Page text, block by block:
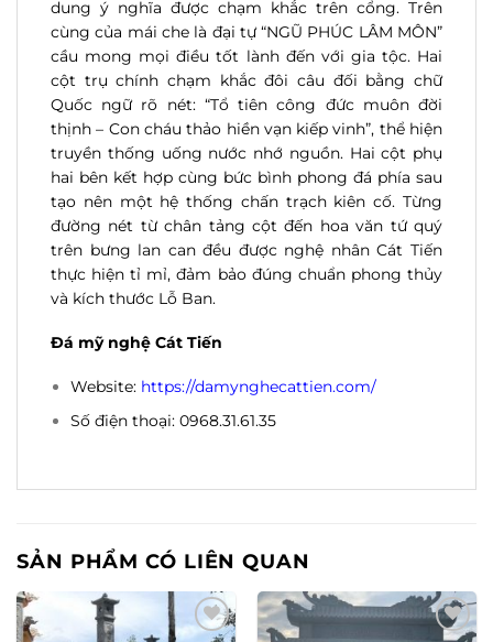
dung ý nghĩa được chạm khắc trên cổng. Trên
cùng của mái che là đại tự “NGŨ PHÚC LÂM MÔN”
cầu mong mọi điều tốt lành đến với gia tộc. Hai
cột trụ chính chạm khắc đôi câu đối bằng chữ
Quốc ngữ rõ nét: “Tổ tiên công đức muôn đời
thịnh – Con cháu thảo hiền vạn kiếp vinh”, thể hiện
truyền thống uống nước nhớ nguồn. Hai cột phụ
hai bên kết hợp cùng bức bình phong đá phía sau
tạo nên một hệ thống chấn trạch kiên cố. Từng
đường nét từ chân tảng cột đến hoa văn tứ quý
trên bưng lan can đều được nghệ nhân Cát Tiến
thực hiện tỉ mỉ, đảm bảo đúng chuẩn phong thủy
và kích thước Lỗ Ban.
Đá mỹ nghệ Cát Tiến
Website: https://damynghecattien.com/
Số điện thoại: 0968.31.61.35
SẢN PHẨM CÓ LIÊN QUAN